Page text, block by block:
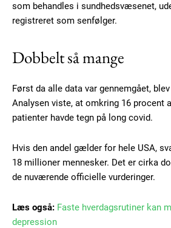
Subscription
Free limited access
som behandles i sundhedsvæsenet,
registreret som senfølger.
Dobbelt så mange
Først da alle data var gennemgået,
Analysen viste, at omkring 16 procent
patienter havde tegn på long covid.
Hvis den andel gælder for hele USA,
18 millioner mennesker. Det er cirka
de nuværende officielle vurderinger.
Læs også: Faste hverdagsrutiner kan
depression